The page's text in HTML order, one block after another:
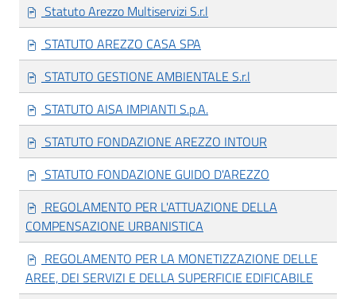
Statuto Arezzo Multiservizi S.r.l
STATUTO AREZZO CASA SPA
STATUTO GESTIONE AMBIENTALE S.r.l
STATUTO AISA IMPIANTI S.p.A.
STATUTO FONDAZIONE AREZZO INTOUR
STATUTO FONDAZIONE GUIDO D'AREZZO
REGOLAMENTO PER L'ATTUAZIONE DELLA
COMPENSAZIONE URBANISTICA
REGOLAMENTO PER LA MONETIZZAZIONE DELLE
AREE, DEI SERVIZI E DELLA SUPERFICIE EDIFICABILE